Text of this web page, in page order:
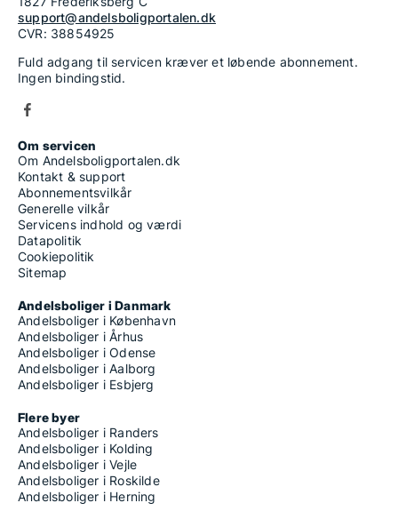
support@andelsboligportalen.dk
CVR: 38854925
Fuld adgang til servicen kræver et løbende abonnement.
Ingen bindingstid.
Om servicen
Om Andelsboligportalen.dk
Kontakt & support
Abonnementsvilkår
Generelle vilkår
Servicens indhold og værdi
Datapolitik
Cookiepolitik
Sitemap
Andelsboliger i Danmark
Andelsboliger i København
Andelsboliger i Århus
Andelsboliger i Odense
Andelsboliger i Aalborg
Andelsboliger i Esbjerg
Flere byer
Andelsboliger i Randers
Andelsboliger i Kolding
Andelsboliger i Vejle
Andelsboliger i Roskilde
Andelsboliger i Herning